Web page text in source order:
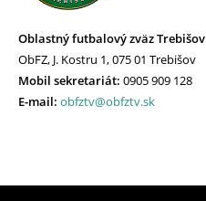
Oblastný futbalový zväz Trebišov
ObFZ, J. Kostru 1, 075 01 Trebišov
Mobil sekretariát: 0905 909 128
E-mail: obfztv@obfztv.sk